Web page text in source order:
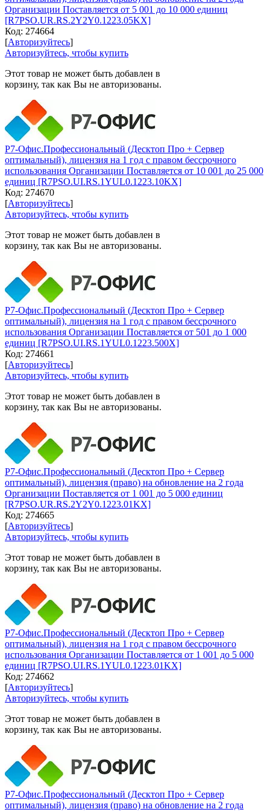
Организации Поставляется от 5 001 до 10 000 единиц
[R7PSO.UR.RS.2Y2Y0.1223.05KX]
Код: 274664
[Авторизуйтесь]
Авторизуйтесь, чтобы купить
Этот товар не может быть добавлен в
корзину, так как Вы не авторизованы.
Р7-Офис.Профессиональный (Десктоп Про + Сервер
оптимальный), лицензия на 1 год с правом бессрочного
использования Организации Поставляется от 10 001 до 25 000
единиц [R7PSO.UI.RS.1YUL0.1223.10KX]
Код: 274670
[Авторизуйтесь]
Авторизуйтесь, чтобы купить
Этот товар не может быть добавлен в
корзину, так как Вы не авторизованы.
Р7-Офис.Профессиональный (Десктоп Про + Сервер
оптимальный), лицензия на 1 год с правом бессрочного
использования Организации Поставляется от 501 до 1 000
единиц [R7PSO.UI.RS.1YUL0.1223.500X]
Код: 274661
[Авторизуйтесь]
Авторизуйтесь, чтобы купить
Этот товар не может быть добавлен в
корзину, так как Вы не авторизованы.
Р7-Офис.Профессиональный (Десктоп Про + Сервер
оптимальный), лицензия (право) на обновление на 2 года
Организации Поставляется от 1 001 до 5 000 единиц
[R7PSO.UR.RS.2Y2Y0.1223.01KX]
Код: 274665
[Авторизуйтесь]
Авторизуйтесь, чтобы купить
Этот товар не может быть добавлен в
корзину, так как Вы не авторизованы.
Р7-Офис.Профессиональный (Десктоп Про + Сервер
оптимальный), лицензия на 1 год с правом бессрочного
использования Организации Поставляется от 1 001 до 5 000
единиц [R7PSO.UI.RS.1YUL0.1223.01KX]
Код: 274662
[Авторизуйтесь]
Авторизуйтесь, чтобы купить
Этот товар не может быть добавлен в
корзину, так как Вы не авторизованы.
Р7-Офис.Профессиональный (Десктоп Про + Сервер
оптимальный), лицензия (право) на обновление на 2 года